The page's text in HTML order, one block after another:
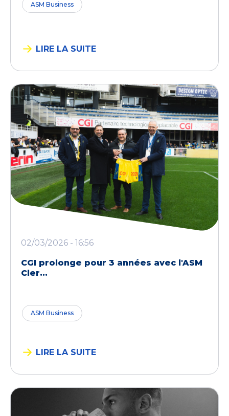
ASM Business
LIRE LA SUITE
02/03/2026 - 16:56
CGI prolonge pour 3 années avec l'ASM
Cler...
ASM Business
LIRE LA SUITE